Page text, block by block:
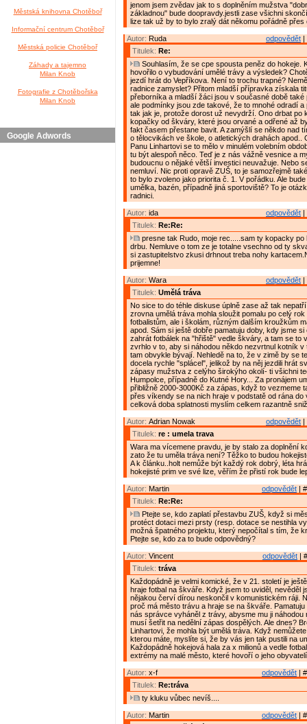
Městská knihovna Chotěboř
Informační centrum Chotěboř
Městská policie Chotěboř
Záhady a tajemno
Milan Knob
Fotografie z Chotěbořska
Milan Knob
Google Adwords
jenom jsem zvědav jak to s doplněním mužstva
základnou" bude doopravdy.jestli zase všichni
lize tak už by to bylo zralý dát někomu pořádně přes
odpovědět |
Autor: Ruda
Titulek: Re:
Souhlasím, že se cpe spousta peněz do hokeje.
hovořilo o vybudování umělé trávy a výsledek?
jezdí hrát do Vepříkova. Není to trochu trapné?
radnice zamyslet? Přitom mladší přípravka získala
přeborníka a mladší žáci jsou v současné době také
ale podmínky jsou zde takové, že to mnohé odradí a
tak jak je, protože dorost už nevydrží. Ono drbat po
kopačky od škváry, které jsou orvané a odřené až
fakt časem přestane bavit. A zamýšlí se někdo nad
o tělocvikách ve škole, o atletických drahách apod..
Panu Linhartovi se to mělo v minulém volebním
tu být alespoň něco. Teď je z nás vážně vesnice a
budoucnu o nějaké větší investici neuvažuje. Nebo
nemluví. Nic proti opravě ZUŠ, to je samozřejmě
to bylo zvoleno jako priorita č. 1. V pořádku. Ale
umělka, bazén, případně jiná sportoviště? To je
radnici.
odpovědět |
Autor: ida
Titulek: Re:Re:
presne tak Rudo, moje rec.....sam ty kopacky po
drbu. Nemluve o tom ze je totalne vsechno od ty
si zastupitelstvo zkusi drhnout treba nohy
prijemne!
odpovědět |
Autor: Wara
Titulek: Umělá tráva
No sice to do téhle diskuse úplně zase až tak
zrovna umělá tráva mohla sloužit pomalu po celý rok
fotbalistům, ale i školám, různým dalším kroužkům
apod. Sám si ještě dobře pamatuju doby, kdy jsme si
zahrát fotbálek na "hřiště" vedle škváry, a tam se to
zvrhlo v to, aby si náhodou někdo nezvrtnul kotník v
tam obvykle bývají. Nehledě na to, že v zimě by se
docela rychle "splácel", jelikož by na něj jezdili hrát
zápasy mužstva z celýho širokýho okolí- ti všichni
Humpolce, případně do Kutné Hory... Za pronájem
přibližně 2000-3000Kč za zápas, když to vezmeme
přes víkendy se na nich hraje v podstatě od rána do
celková doba splatnosti myslím celkem razantně
odpovědět |
Autor: Adrian Nowak
Titulek: re : umela trava
Wara ma vícemene pravdu, je by stalo za doplnění
zato že tu uměla tráva není? Těžko to budou
A k článku..holt nemůže být každý rok dobrý, léta
hokejisté prim ve své lize, věřím že přistí rok bude
odpovědět |
Autor: Martin
Titulek: Re:Re:
Ptejte se, kdo zaplatí přestavbu ZUŠ, když si
protéct dotaci mezi prsty (resp. dotace se nestihla
možná špatného projektu, který nepočítal s tím, že
Ptejte se, kdo za to bude odpovědný?
odpovědět |
Autor: Vincent
Titulek: tráva
Každopádně je velmi komické, že v 21. století je
hraje fotbal na škváře. Když jsem to uviděl, nevěděl
nějakou červí dírou neskončil v komunistickém ráji.
proč má město trávu a hraje se na škváře.
nás správce vyháněl z trávy, abysme mu ji náhodou
musí šetřit na nedělní zápas dospělých. Ale dnes?
Linhartovi, že mohla být umělá tráva. Když
kterou máte, myslíte si, že by vás jen tak pustili na
Každopádně hokejová hala za x milionů a vedle
extrémy na malé město, které hovoří o jeho
odpovědět |
Autor: x-f
Titulek: Re:tráva
ty kluku vůbec nevíš....
odpovědět |
Autor: Martin